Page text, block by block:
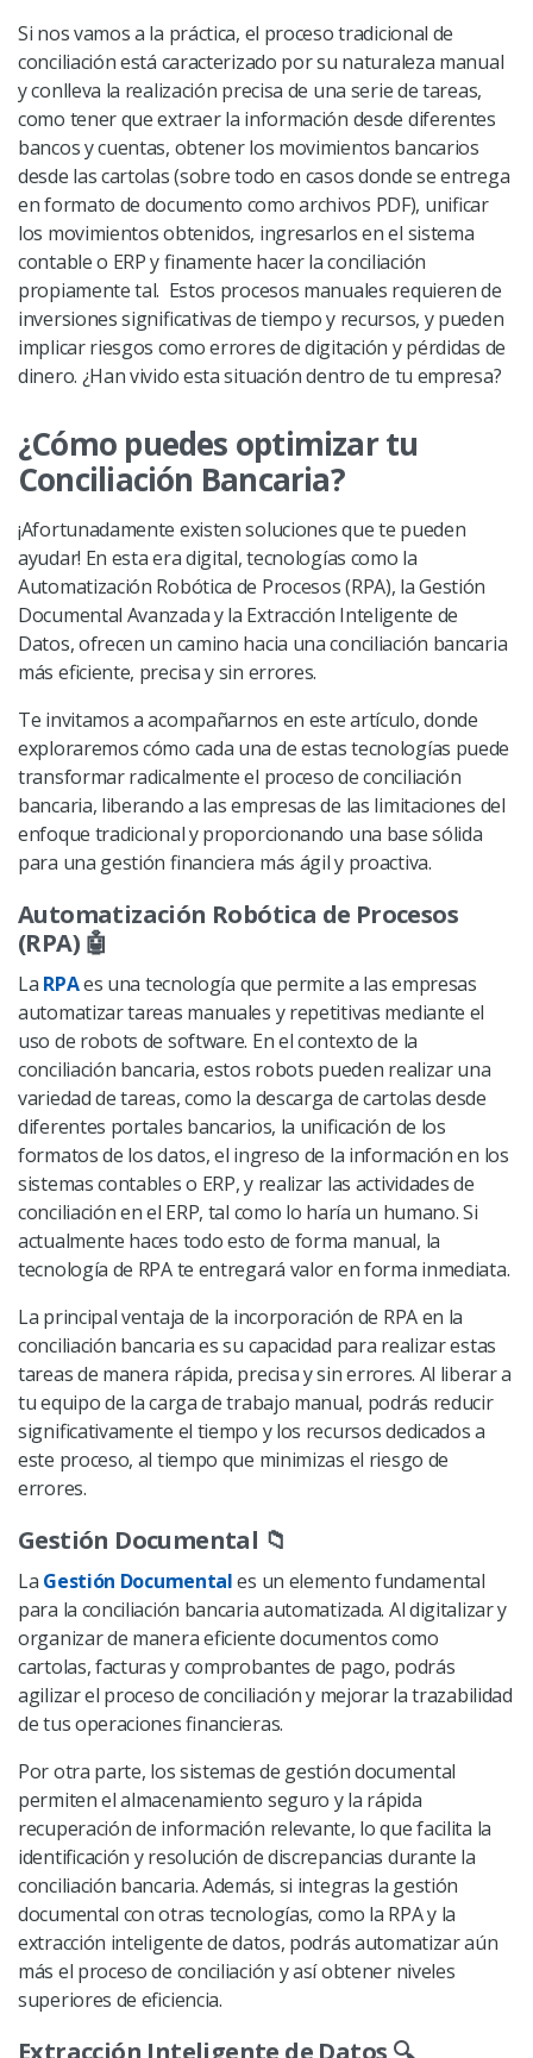
Si nos vamos a la práctica, el proceso tradicional de
conciliación está caracterizado por su naturaleza manual
y conlleva la realización precisa de una serie de tareas,
como tener que extraer la información desde diferentes
bancos y cuentas, obtener los movimientos bancarios
desde las cartolas (sobre todo en casos donde se entrega
en formato de documento como archivos PDF), unificar
los movimientos obtenidos, ingresarlos en el sistema
contable o ERP y finamente hacer la conciliación
propiamente tal. Estos procesos manuales requieren de
inversiones significativas de tiempo y recursos, y pueden
implicar riesgos como errores de digitación y pérdidas de
dinero. ¿Han vivido esta situación dentro de tu empresa?
¿Cómo puedes optimizar tu
Conciliación Bancaria?
¡Afortunadamente existen soluciones que te pueden
ayudar! En esta era digital, tecnologías como la
Automatización Robótica de Procesos (RPA), la Gestión
Documental Avanzada y la Extracción Inteligente de
Datos, ofrecen un camino hacia una conciliación bancaria
más eficiente, precisa y sin errores.
Te invitamos a acompañarnos en este artículo, donde
exploraremos cómo cada una de estas tecnologías puede
transformar radicalmente el proceso de conciliación
bancaria, liberando a las empresas de las limitaciones del
enfoque tradicional y proporcionando una base sólida
para una gestión financiera más ágil y proactiva.
Automatización Robótica de Procesos
(RPA) 🤖
La RPAes una tecnología que permite a las empresas
automatizar tareas manuales y repetitivas mediante el
uso de robots de software. En el contexto de la
conciliación bancaria, estos robots pueden realizar una
variedad de tareas, como la descarga de cartolas desde
diferentes portales bancarios, la unificación de los
formatos de los datos, el ingreso de la información en los
sistemas contables o ERP, y realizar las actividades de
conciliación en el ERP, tal como lo haría un humano. Si
actualmente haces todo esto de forma manual, la
tecnología de RPA te entregará valor en forma inmediata.
La principal ventaja de la incorporación de RPA en la
conciliación bancaria es su capacidad para realizar estas
tareas de manera rápida, precisa y sin errores. Al liberar a
tu equipo de la carga de trabajo manual, podrás reducir
significativamente el tiempo y los recursos dedicados a
este proceso, al tiempo que minimizas el riesgo de
errores.
Gestión Documental 📁
La Gestión Documentales un elemento fundamental
para la conciliación bancaria automatizada. Al digitalizar y
organizar de manera eficiente documentos como
cartolas, facturas y comprobantes de pago, podrás
agilizar el proceso de conciliación y mejorar la trazabilidad
de tus operaciones financieras.
Por otra parte, los sistemas de gestión documental
permiten el almacenamiento seguro y la rápida
recuperación de información relevante, lo que facilita la
identificación y resolución de discrepancias durante la
conciliación bancaria. Además, si integras la gestión
documental con otras tecnologías, como la RPA y la
extracción inteligente de datos, podrás automatizar aún
más el proceso de conciliación y así obtener niveles
superiores de eficiencia.
Extracción Inteligente de Datos 🔍